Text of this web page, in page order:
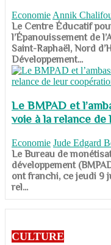
Economie Annik
​​​​​​​Le Centre Éducatif
l’Épanouissement de
Saint-Raphaël, Nord
Développement...
Le BMPAD et
voie à la relance
Economie Jude Edgard
​​​​​​​Le Bureau de
développement
ont franchi, ce jeudi 9
rel...
CULTURE